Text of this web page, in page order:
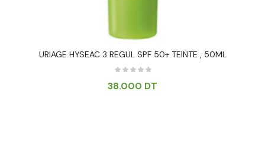
URIAGE HYSEAC 3 REGUL SPF 50+ TEINTE , 50ML
38.000 DT